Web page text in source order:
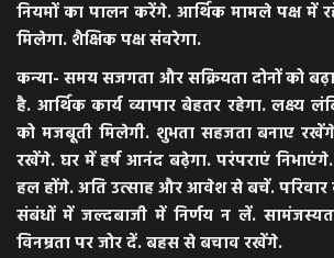
नियमों का पालन करेंगे. आर्थिक मामले पक्ष में
मिलेगा. शैक्षिक पक्ष संवरेगा.
कन्या- समय सजगता और सक्रियता दोनों को
है. आर्थिक कार्य व्यापार बेहतर रहेगा. लक्ष्य
को मजबूती मिलेगी. शुभता सहजता बनाए
रखेंगे. घर में हर्ष आनंद बढ़ेगा. परंपराएं
हल होंगे. अति उत्साह और आवेश से बचें.
संबंधों में जल्दबाजी में निर्णय न लें.
विनम्रता पर जोर दें. बहस से बचाव रखेंगे.